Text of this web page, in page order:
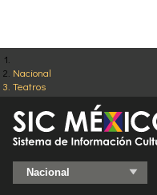
Nacional
Teatros